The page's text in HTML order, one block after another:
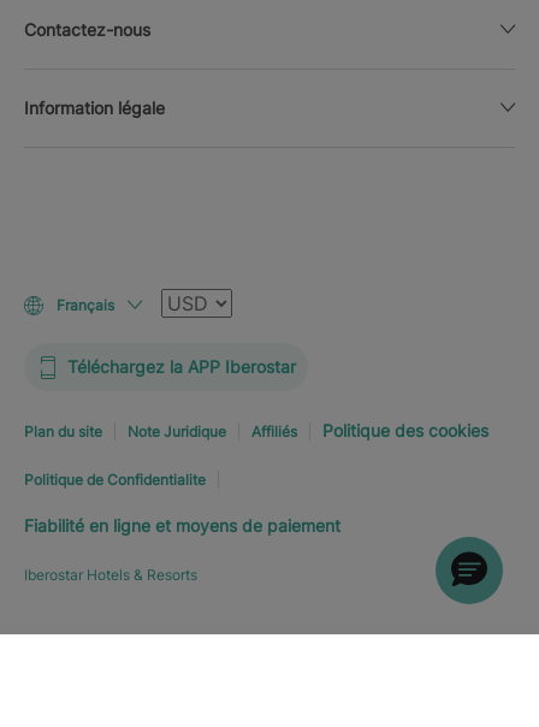
Contactez-nous
Information légale
Français Devise
Téléchargez la APP Iberostar
Plan du site Note Juridique Affiliés Politique des cookies
Politique de Confidentialite
Fiabilité en ligne et moyens de paiement
Iberostar Hotels & Resorts